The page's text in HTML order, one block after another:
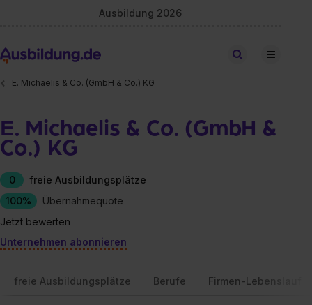
Ausbildung 2026
Stellen finden
E. Michaelis & Co. (GmbH & Co.) KG
E. Michaelis & Co. (GmbH &
Co.) KG
0
freie Ausbildungsplätze
100%
Übernahmequote
Jetzt bewerten
Unternehmen abonnieren
freie Ausbildungsplätze Berufe Firmen-Lebenslauf